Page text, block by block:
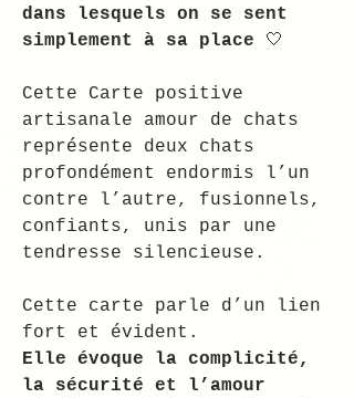
dans lesquels on se sent
simplement à sa place 🤍
Cette Carte positive
artisanale amour de chats
représente deux chats
profondément endormis l’un
contre l’autre, fusionnels,
confiants, unis par une
tendresse silencieuse.
Cette carte parle d’un lien
fort et évident.
Elle évoque la complicité,
la sécurité et l’amour